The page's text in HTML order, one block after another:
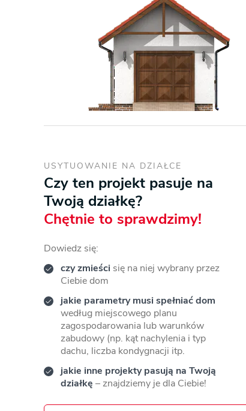
USYTUOWANIE NA DZIAŁCE
Czy ten projekt pasuje na
Twoją działkę?
Chętnie to sprawdzimy!
Dowiedz się:
czy zmieści się na niej wybrany przez
Ciebie dom
jakie parametry musi spełniać dom
według miejscowego planu
zagospodarowania lub warunków
zabudowy (np. kąt nachylenia i typ
dachu, liczba kondygnacji itp.
jakie inne projekty pasują na Twoją
działkę – znajdziemy je dla Ciebie!